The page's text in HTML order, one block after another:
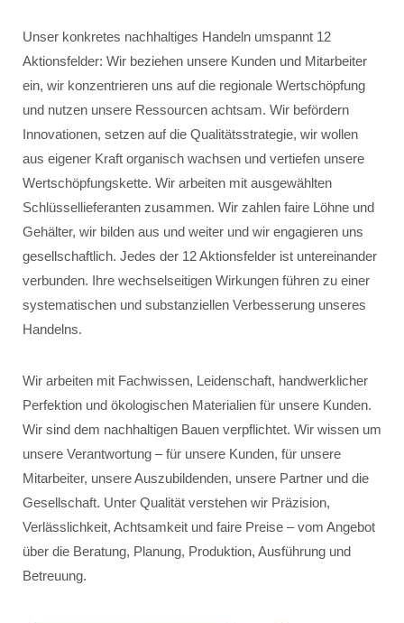
Unser konkretes nachhaltiges Handeln umspannt 12
Aktionsfelder: Wir beziehen unsere Kunden und Mitarbeiter
ein, wir konzentrieren uns auf die regionale Wertschöpfung
und nutzen unsere Ressourcen achtsam. Wir befördern
Innovationen, setzen auf die Qualitätsstrategie, wir wollen
aus eigener Kraft organisch wachsen und vertiefen unsere
Wertschöpfungskette. Wir arbeiten mit ausgewählten
Schlüssellieferanten zusammen. Wir zahlen faire Löhne und
Gehälter, wir bilden aus und weiter und wir engagieren uns
gesellschaftlich. Jedes der 12 Aktionsfelder ist untereinander
verbunden. Ihre wechselseitigen Wirkungen führen zu einer
systematischen und substanziellen Verbesserung unseres
Handelns.
Wir arbeiten mit Fachwissen, Leidenschaft, handwerklicher
Perfektion und ökologischen Materialien für unsere Kunden.
Wir sind dem nachhaltigen Bauen verpflichtet. Wir wissen um
unsere Verantwortung – für unsere Kunden, für unsere
Mitarbeiter, unsere Auszubildenden, unsere Partner und die
Gesellschaft. Unter Qualität verstehen wir Präzision,
Verlässlichkeit, Achtsamkeit und faire Preise – vom Angebot
über die Beratung, Planung, Produktion, Ausführung und
Betreuung.